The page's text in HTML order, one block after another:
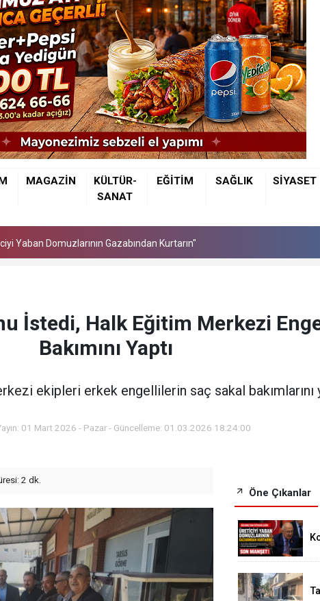
MAGAZİN
KÜLTÜR-
SANAT
EĞİTİM SAĞLIK SİYASET
Yaban Domuzlarının Gazabından Kurtarın"
Yaban Domuzlarının Gazabından Kurtarın"
İstedi, Halk Eğitim Merkezi
Bakımını Yaptı
ekipleri erkek engellilerin saç sakal bakımlarını
01 Mart 2026 - Pazar - Güncelleme: 01.03.2026 18:24:00
2 dk.
Öne Çıkanlar